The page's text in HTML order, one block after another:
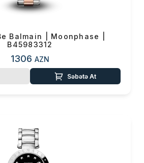
Balmain | Moonphase |
B45983312
1306 AZN
Səbətə At